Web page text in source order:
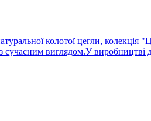
колотої цегли, колекція
сучасним виглядом.У виробництві